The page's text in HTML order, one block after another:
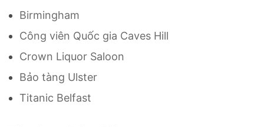
Birmingham
Công viên Quốc gia Caves Hill
Crown Liquor Saloon
Bảo tàng Ulster
Titanic Belfast